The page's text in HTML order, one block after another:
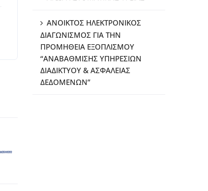
ΑΝΟΙΚΤΟΣ ΗΛΕΚΤΡΟΝΙΚΟΣ
ΔΙΑΓΩΝΙΣΜΟΣ ΓΙΑ ΤΗΝ
ΠΡΟΜΗΘΕΙΑ ΕΞΟΠΛΙΣΜΟΥ
“ΑΝΑΒΑΘΜΙΣΗΣ ΥΠΗΡΕΣΙΩΝ
ΔΙΑΔΙΚΤΥΟΥ & ΑΣΦΑΛΕΙΑΣ
ΔΕΔΟΜΕΝΩΝ”